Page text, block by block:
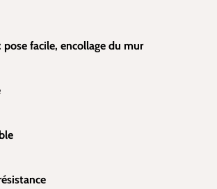
pose facile, encollage du mur